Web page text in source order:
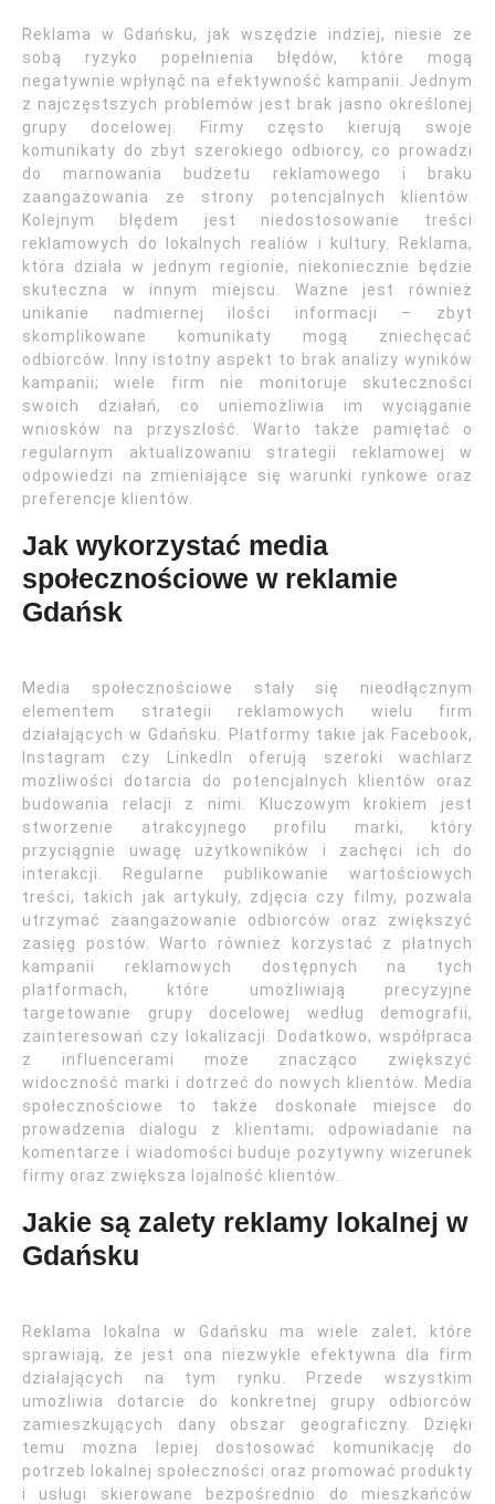
Reklama w Gdańsku, jak wszędzie indziej, niesie ze
sobą ryzyko popełnienia błędów, które mogą
negatywnie wpłynąć na efektywność kampanii. Jednym
z najczęstszych problemów jest brak jasno określonej
grupy docelowej. Firmy często kierują swoje
komunikaty do zbyt szerokiego odbiorcy, co prowadzi
do marnowania budżetu reklamowego i braku
zaangażowania ze strony potencjalnych klientów.
Kolejnym błędem jest niedostosowanie treści
reklamowych do lokalnych realiów i kultury. Reklama,
która działa w jednym regionie, niekoniecznie będzie
skuteczna w innym miejscu. Ważne jest również
unikanie nadmiernej ilości informacji – zbyt
skomplikowane komunikaty mogą zniechęcać
odbiorców. Inny istotny aspekt to brak analizy wyników
kampanii; wiele firm nie monitoruje skuteczności
swoich działań, co uniemożliwia im wyciąganie
wniosków na przyszłość. Warto także pamiętać o
regularnym aktualizowaniu strategii reklamowej w
odpowiedzi na zmieniające się warunki rynkowe oraz
preferencje klientów.
Jak wykorzystać media
społecznościowe w reklamie
Gdańsk
Media społecznościowe stały się nieodłącznym
elementem strategii reklamowych wielu firm
działających w Gdańsku. Platformy takie jak Facebook,
Instagram czy LinkedIn oferują szeroki wachlarz
możliwości dotarcia do potencjalnych klientów oraz
budowania relacji z nimi. Kluczowym krokiem jest
stworzenie atrakcyjnego profilu marki, który
przyciągnie uwagę użytkowników i zachęci ich do
interakcji. Regularne publikowanie wartościowych
treści, takich jak artykuły, zdjęcia czy filmy, pozwala
utrzymać zaangażowanie odbiorców oraz zwiększyć
zasięg postów. Warto również korzystać z płatnych
kampanii reklamowych dostępnych na tych
platformach, które umożliwiają precyzyjne
targetowanie grupy docelowej według demografii,
zainteresowań czy lokalizacji. Dodatkowo, współpraca
z influencerami może znacząco zwiększyć
widoczność marki i dotrzeć do nowych klientów. Media
społecznościowe to także doskonałe miejsce do
prowadzenia dialogu z klientami; odpowiadanie na
komentarze i wiadomości buduje pozytywny wizerunek
firmy oraz zwiększa lojalność klientów.
Jakie są zalety reklamy lokalnej w
Gdańsku
Reklama lokalna w Gdańsku ma wiele zalet, które
sprawiają, że jest ona niezwykle efektywna dla firm
działających na tym rynku. Przede wszystkim
umożliwia dotarcie do konkretnej grupy odbiorców
zamieszkujących dany obszar geograficzny. Dzięki
temu można lepiej dostosować komunikację do
potrzeb lokalnej społeczności oraz promować produkty
i usługi skierowane bezpośrednio do mieszkańców